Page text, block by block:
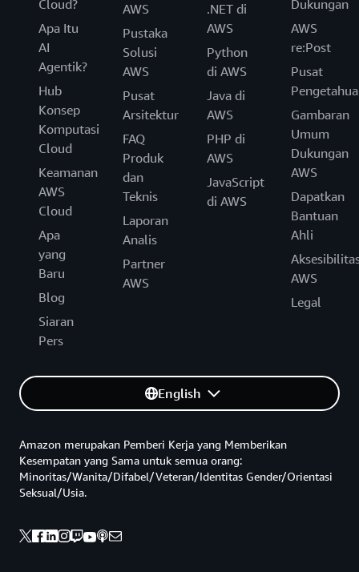
Cloud?
Apa Itu
AI
Agentik?
Hub
Konsep
Komputasi
Cloud
Keamanan
AWS
Cloud
Apa
yang
Baru
Blog
Siaran
Pers
AWS
Pustaka
Solusi
AWS
Pusat
Arsitektur
FAQ
Produk
dan
Teknis
Laporan
Analis
Partner
AWS
.NET di
AWS
Python
di AWS
Java di
AWS
PHP di
AWS
JavaScript
di AWS
Dukungan
AWS
re:Post
Pusat
Gambaran
Umum
Dukungan
AWS
Dapatkan
Bantuan
Ahli
AWS
Legal
English
Amazon merupakan Pemberi Kerja yang Memberikan
Kesempatan yang Sama untuk semua orang:
Minoritas/Wanita/Difabel/Veteran/Identitas Gender/Orientasi
Seksual/Usia.